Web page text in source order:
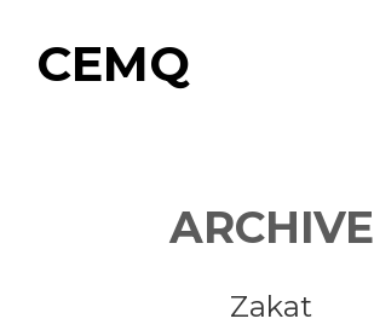
CEMQ
ARCHIVE
Zakat